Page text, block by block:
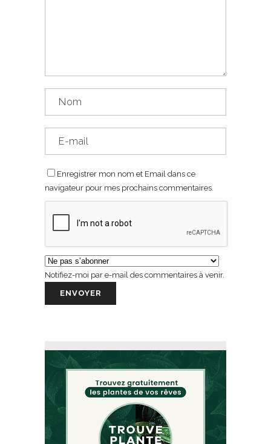
Enregistrer mon nom et Email dans ce
navigateur pour mes prochains commentaires.
Notifiez-moi par e-mail des commentaires à venir.